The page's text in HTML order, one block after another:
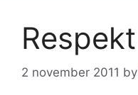
Respekt
2 november 2011 by